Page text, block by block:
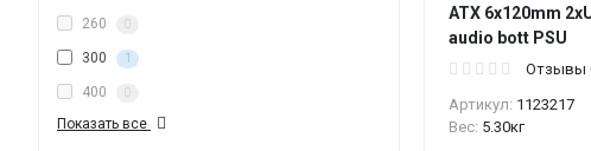
260 0
300 1
400 0
Показать все
ATX 6x120mm
audio bott PSU
Отзывы
Артикул: 1123217
Вес: 5.30кг